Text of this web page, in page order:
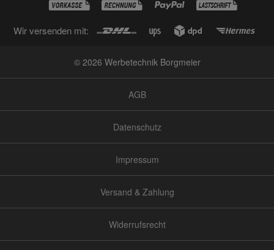
Wir versenden mit:
© 2026 Werbetechnik Borgmeier
AGB
Datenschutz
Impressum
Versand & Zahlung
Widerrufsrecht